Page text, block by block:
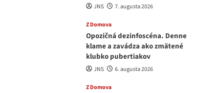
JNS 7. augusta 2026
Z Domova
Opozičná dezinfoscéna. Denne
klame a zavádza ako zmätené
klubko pubertiakov
JNS 6. augusta 2026
Z Domova